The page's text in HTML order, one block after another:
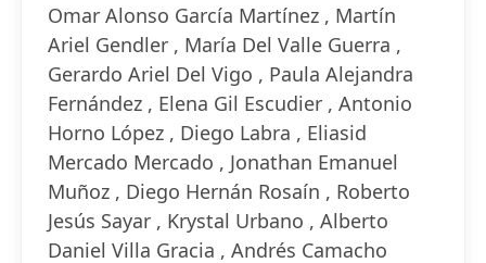
Omar Alonso García Martínez , Martín
Ariel Gendler , María Del Valle Guerra ,
Gerardo Ariel Del Vigo , Paula Alejandra
Fernández , Elena Gil Escudier , Antonio
Horno López , Diego Labra , Eliasid
Mercado Mercado , Jonathan Emanuel
Muñoz , Diego Hernán Rosaín , Roberto
Jesús Sayar , Krystal Urbano , Alberto
Daniel Villa Gracia , Andrés Camacho